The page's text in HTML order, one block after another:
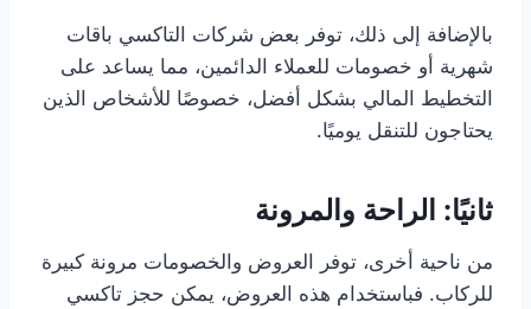
بالإضافة إلى ذلك، توفر بعض شركات التاكسي باقات
شهرية أو خصومات للعملاء الدائمين، مما يساعد على
التخطيط المالي بشكل أفضل، خصوصًا للأشخاص الذين
يحتاجون للتنقل يوميًا.
ثانيًا: الراحة والمرونة
من ناحية أخرى، توفر العروض والخصومات مرونة كبيرة
للركاب. فباستخدام هذه العروض، يمكن حجز تاكسي